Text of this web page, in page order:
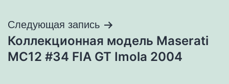
Следующая запись
Коллекционная модель Maserati
MC12 #34 FIA GT Imola 2004